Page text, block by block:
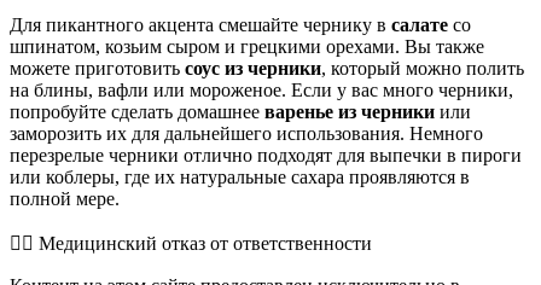
Для пикантного акцента смешайте чернику в салате со
шпинатом, козьим сыром и грецкими орехами. Вы также
можете приготовить соус из черники, который можно полить
на блины, вафли или мороженое. Если у вас много черники,
попробуйте сделать домашнее варенье из черники или
заморозить их для дальнейшего использования. Немного
перезрелые черники отлично подходят для выпечки в пироги
или коблеры, где их натуральные сахара проявляются в
полной мере.
👨‍⚕️️ Медицинский отказ от ответственности